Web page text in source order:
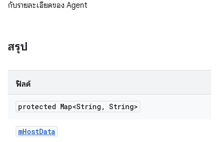
กับรายละเอียดของ Agent
สรุป
ฟิลด์
protected Map<String , String>
mHostData